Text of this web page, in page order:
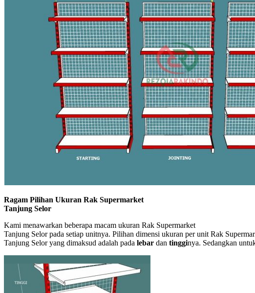
Ragam Pilihan Ukuran Rak Supermarket
Tanjung Selor
Kami menawarkan beberapa macam ukuran Rak Supermarket
Tanjung Selor pada setiap unitnya. Pilihan dimensi ukuran per unit Rak
Tanjung Selor yang dimaksud adalah pada lebar dan tingginya. Sedangkan